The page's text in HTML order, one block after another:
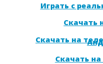
Играть с
Скачать
Скачать на
Скачать